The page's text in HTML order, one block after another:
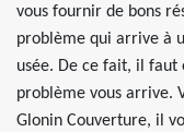
vous fournir de bons
problème qui arrive à
usée. De ce fait, il faut
problème vous arrive.
Glonin Couverture, il